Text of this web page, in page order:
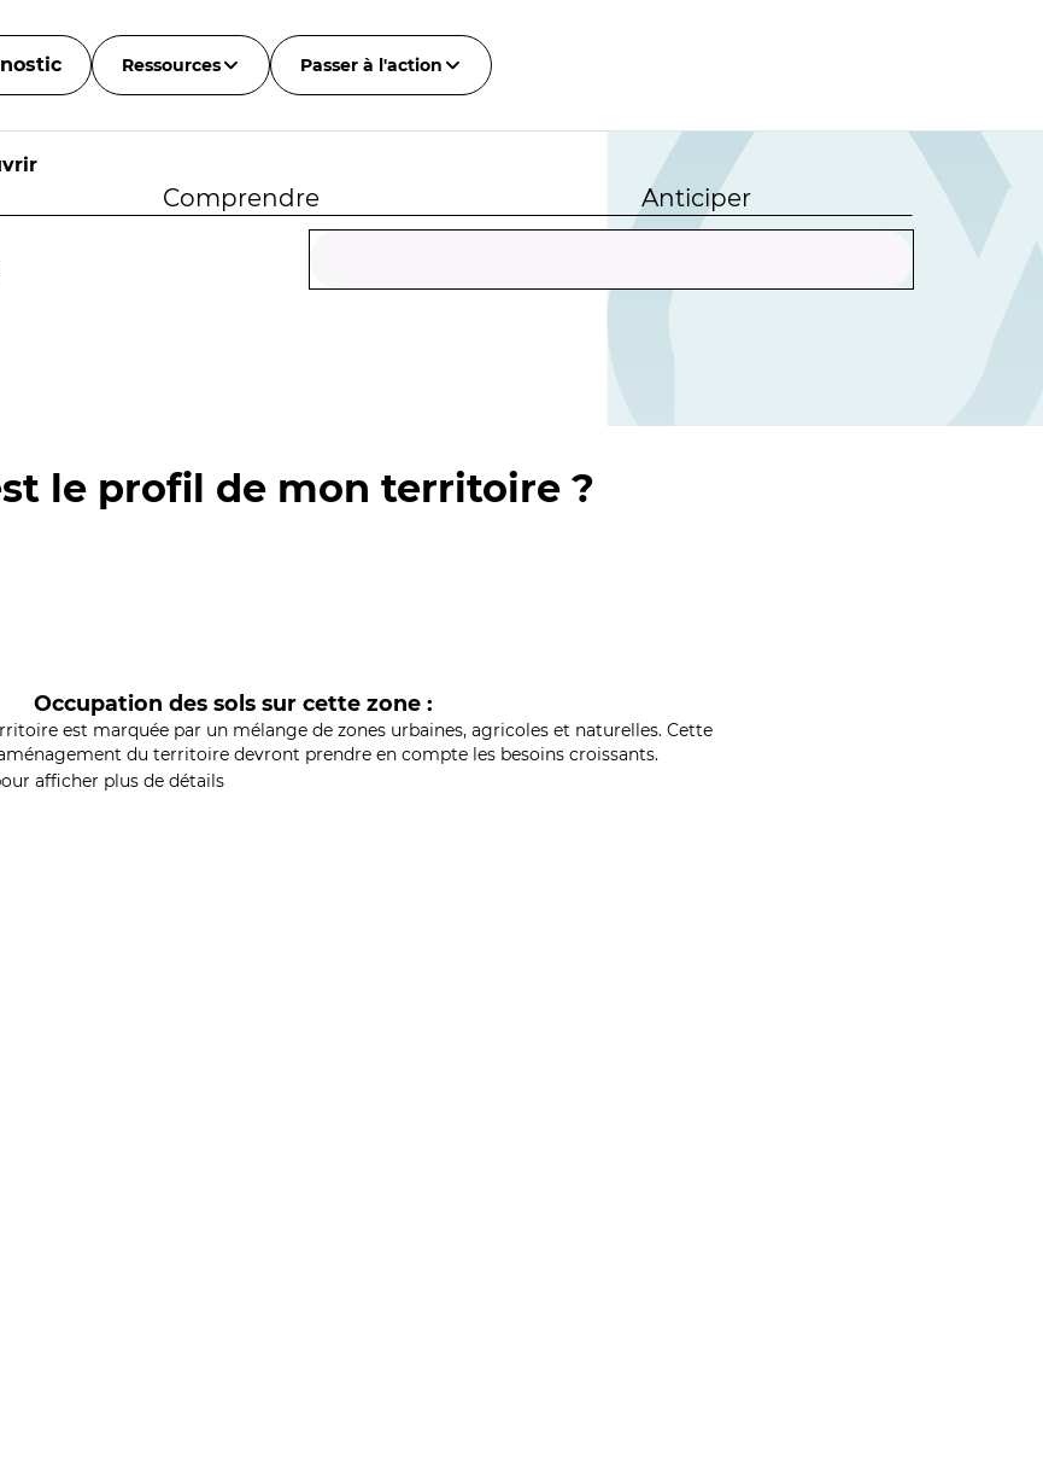
Ressources Passer à l'action
Comprendre Anticiper
le profil de mon territoire ?
Occupation des sols sur cette zone :
est marquée par un mélange de zones urbaines, agricoles et naturelles. Cette
du territoire devront prendre en compte les besoins croissants.
afficher plus de détails